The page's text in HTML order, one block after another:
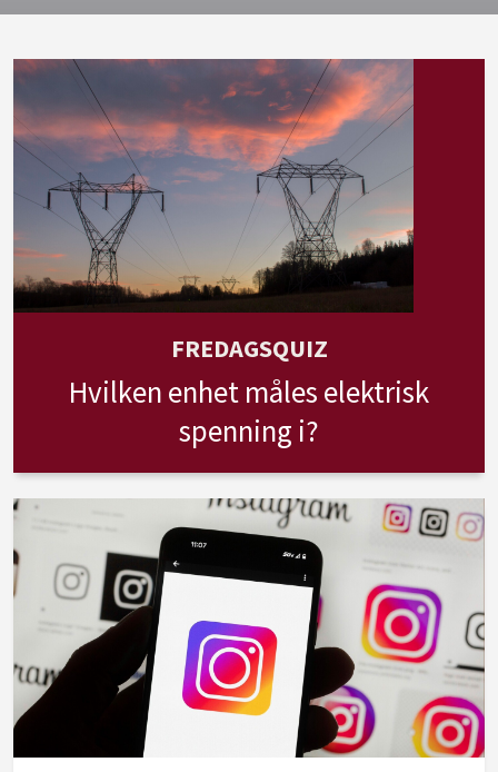
FREDAGSQUIZ
Hvilken enhet måles elektrisk
spenning i?